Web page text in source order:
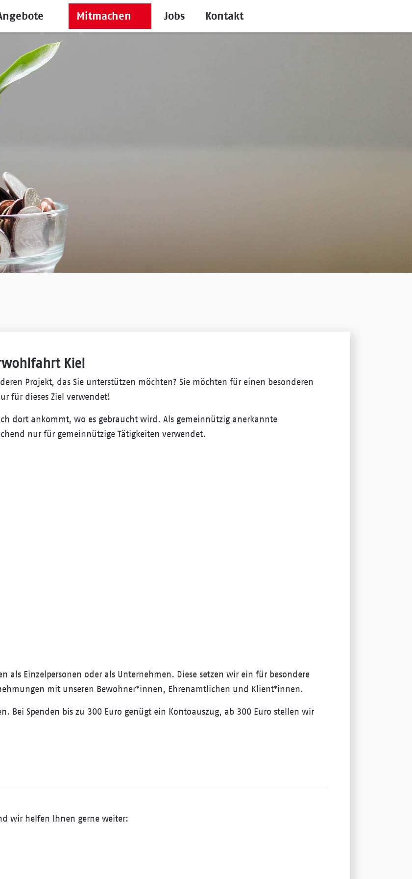
Mitmachen Jobs Kontakt
Kiel
Projekt, das Sie unterstützen möchten? Sie möchten für einen besonderen
für dieses Ziel verwendet!
dort ankommt, wo es gebraucht wird. Als gemeinnützig anerkannte
nur für gemeinnützige Tätigkeiten verwendet.
als Einzelpersonen oder als Unternehmen. Diese setzen wir ein für besondere
mit unseren Bewohner*innen, Ehrenamtlichen und Klient*innen.
Bei Spenden bis zu 300 Euro genügt ein Kontoauszug, ab 300 Euro stellen wir
wir helfen Ihnen gerne weiter: